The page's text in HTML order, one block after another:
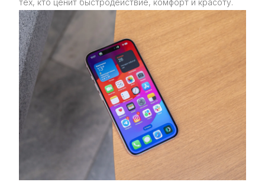
тех, кто ценит быстродействие, комфорт и красоту.